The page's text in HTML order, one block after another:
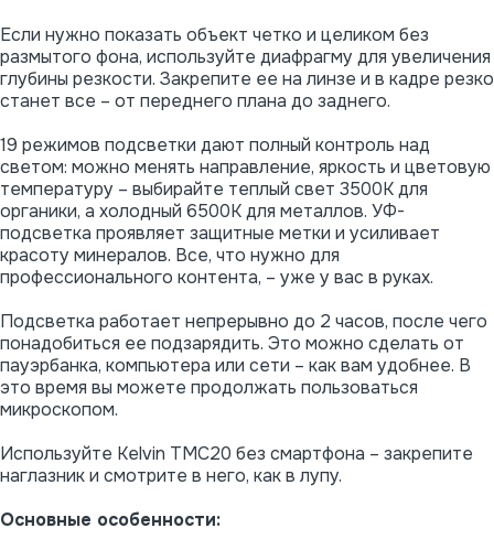
Если нужно показать объект четко и целиком без
размытого фона, используйте диафрагму для увеличения
глубины резкости. Закрепите ее на линзе и в кадре резко
станет все – от переднего плана до заднего.
19 режимов подсветки дают полный контроль над
светом: можно менять направление, яркость и цветовую
температуру – выбирайте теплый свет 3500К для
органики, а холодный 6500К для металлов. УФ-
подсветка проявляет защитные метки и усиливает
красоту минералов. Все, что нужно для
профессионального контента, – уже у вас в руках.
Подсветка работает непрерывно до 2 часов, после чего
понадобиться ее подзарядить. Это можно сделать от
пауэрбанка, компьютера или сети – как вам удобнее. В
это время вы можете продолжать пользоваться
микроскопом.
Используйте Kelvin TMC20 без смартфона – закрепите
наглазник и смотрите в него, как в лупу.
Основные особенности: